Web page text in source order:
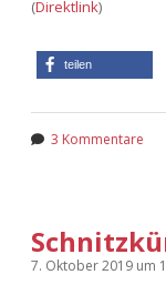
(Direktlink)
teilen
3 Kommentare
7. Oktober 2019 um